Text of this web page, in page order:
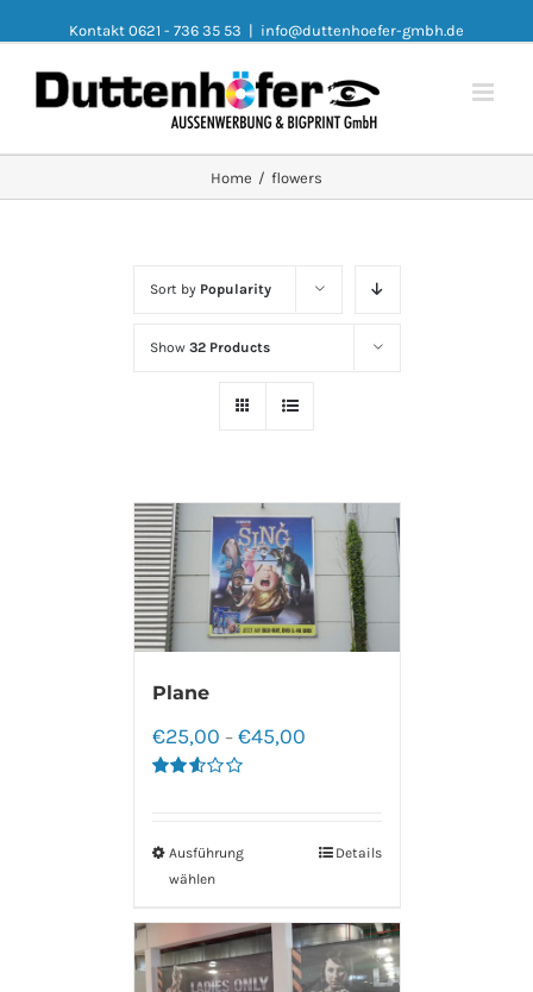
Kontakt 0621 - 736 35 53 | info@duttenhoefer-gmbh.de
Home / flowers
Sort by Popularity
Show 32 Products
Plane
von 5
€25,00 – €45,00
Ausführung
wählen
Details